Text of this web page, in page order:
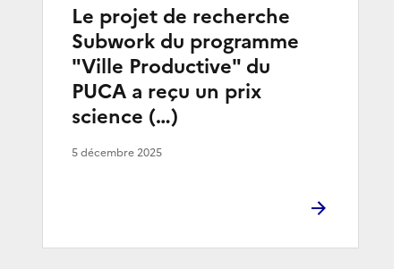
Le projet de recherche
Subwork du programme
"Ville Productive" du
PUCA a reçu un prix
science (…)
5 décembre 2025